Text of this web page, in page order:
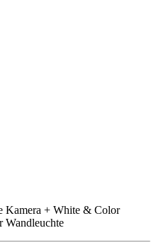
Kamera + White & Color
Wandleuchte